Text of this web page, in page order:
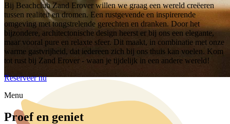
Bij Beachclub Zand Erover willen we graag een wereld creëeren
tussen realiteit en dromen. Een rustgevende en inspirerende
omgeving met tongstrelende gerechten en dranken. Door het
bijzondere, architectonische design heerst er bij ons een elegante,
maar vooral pure en relaxte sfeer. Dit maakt, in combinatie met onze
warme gastvrijheid, dat iedereen zich bij ons thuis kan voelen. Kom
tot rust bij Zand Erover - waan je tijdelijk in een andere wereld!
Reserveer nu
Menu
Proef en geniet